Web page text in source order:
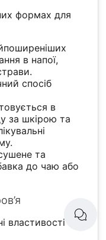
формах для
в напої,
спосіб
в
за шкірою та
та
до чаю або
властивості